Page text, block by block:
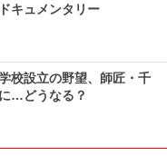
キュメンタリー
校設立の野望、師匠・千
…どうなる？